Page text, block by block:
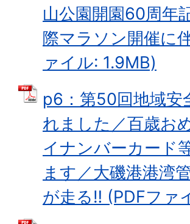
山公園開園60周年
際マラソン開催に
ァイル: 1.9MB)
p6：第50回地域安
れました／百歳お
イナンバーカード
ます／大磯港港湾
が走る‼ (PDFファ